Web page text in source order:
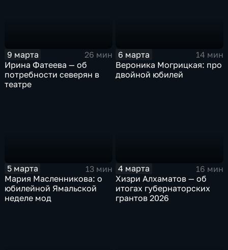
9 марта
26 мин
Ирина Фатеева — об
потребности северян в
театре
6 марта
14 мин
Вероника Могрицкая: про
двойной юбилей
5 марта
13 мин
Мария Масленникова: о
юбилейной Ямальской
неделе мод
4 марта
16 мин
Хизри Алхаматов — об
итогах губернаторских
грантов 2026